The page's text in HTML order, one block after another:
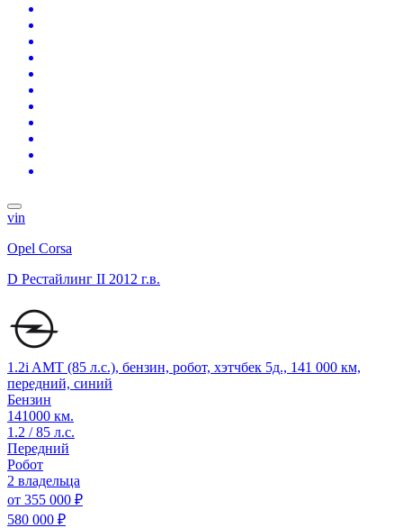
vin
Opel Corsa
D Рестайлинг II 2012 г.в.
1.2i AMT (85 л.с.), бензин, робот, хэтчбек 5д., 141 000 км,
передний, синий
Бензин
141000 км.
1.2 / 85 л.с.
Передний
Робот
2 владельца
от 355 000 ₽
580 000 ₽